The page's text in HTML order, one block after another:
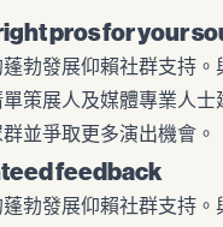
pros for your
勃發展仰賴社群支持。
策展人及媒體專業人士
並爭取更多演出機會。
feedback
勃發展仰賴社群支持。